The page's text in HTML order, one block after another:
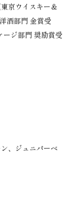
京ウイスキー＆
酒部門 金賞受
ージ部門 奨励賞受
、ジュニパーベ